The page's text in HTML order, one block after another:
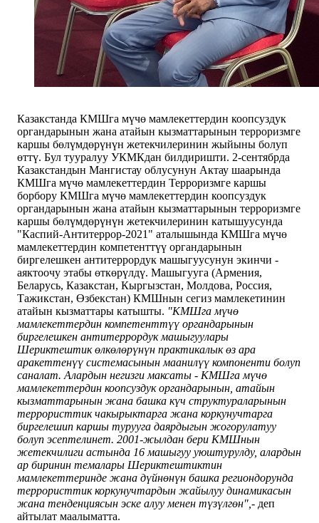
Казакстанда КМШга мүчө мамлекеттердин коопсуздук
органдарынын жана атайын кызматтарынын терроризмге
каршы бөлүмдөрүнүн жетекчилеринин жыйыны болуп
өттү. Бул тууралуу УКМКдан билдиришти. 2-сентябрда
Казакстандын Мангистау облусунун Актау шаарында
КМШга мүчө мамлекеттердин Терроризмге каршы
борбору КМШга мүчө мамлекеттердин коопсуздук
органдарынын жана атайын кызматтарынын терроризмге
каршы бөлүмдөрүнүн жетекчилеринин катышуусунда
"Каспий-Антитеррор-2021" аталышында КМШга мүчө
мамлекеттердин компетенттүү органдарынын
биргелешкен антитеррордук машыгуусунун экинчи -
аяктоочу этабы өткөрүлдү. Машыгууга (Армения,
Беларусь, Казакстан, Кыргызстан, Молдова, Россия,
Тажикстан, Өзбекстан) КМШнын сегиз мамлекетинин
атайын кызматтары катышты. "КМШга мүчө
мамлекеттердин компетенттүү органдарынын
биргелешкен антитеррордук машыгуулары
Шериктештик өлкөлөрүнүн практикалык өз ара
аракеттенүү системасынын маанилүү компоненти болуп
саналат. Алардын негизги максаты - КМШга мүчө
мамлекеттердин коопсуздук органдарынын, атайын
кызматтарынын жана башка күч структураларынын
террористтик чакырыктарга жана коркунучтарга
биргелешип каршы турууга даярдыгын жогорулатуу
болуп эсептелинет. 2001-жылдан бери КМШнын
жетекчилиги астында 16 машыгуу уюштурулду, алардын
ар биринин темалары Шериктештиктин
мамлекеттеринде жана дүйнөнүн башка региондорунда
террористтик коркунучтардын жайылуу динамикасын
жана тенденциясын эске алуу менен түзүлгөн",- деп
айтылат маалыматта.